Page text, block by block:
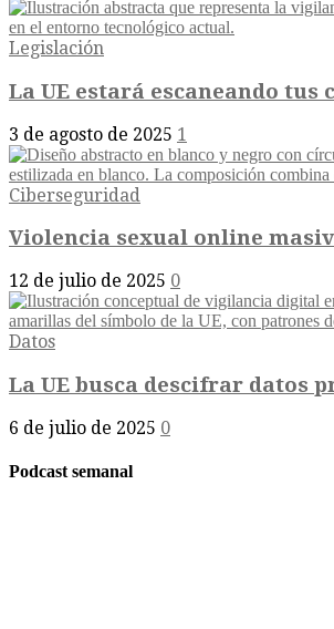
Legislación
La UE estará escaneando tus
3 de agosto de 2025 1
Ciberseguridad
Violencia sexual online
12 de julio de 2025 0
Datos
La UE busca descifrar datos
6 de julio de 2025 0
Podcast semanal